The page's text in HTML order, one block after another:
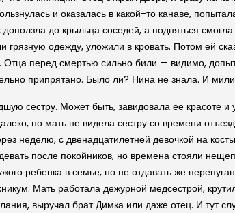
и оказалась в какой-то канаве,
до крыльца соседей, а подняться
грязную одежду, уложили в кровать. Потом ей
перед смертью сильно били — видимо,
припрятано. Было ли? Нина не знала. И
сестру. Может быть, завидовала ее красоте
но мать не видела сестру со времени
неделю, с двенадцатилетней девочкой на
после покойников, но времена стояли
ребенка в семье, но не отдавать же
Мать работала дежурной медсестрой,
выручал брат Димка или даже отец. И тут